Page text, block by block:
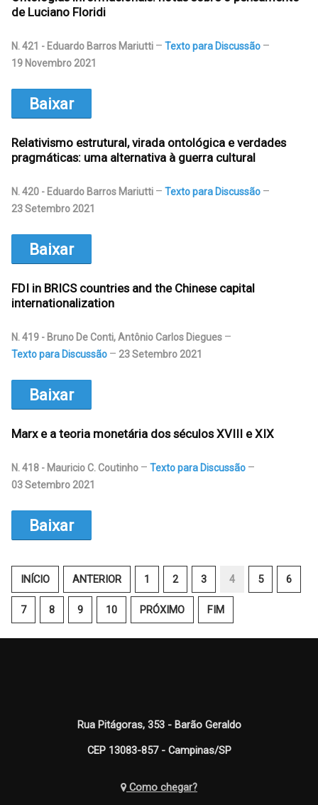
de Luciano Floridi
N. 421 - Eduardo Barros Mariutti
Texto para Discussão
19 Novembro 2021
Baixar
Relativismo estrutural, virada ontológica e verdades
pragmáticas: uma alternativa à guerra cultural
N. 420 - Eduardo Barros Mariutti
Texto para Discussão
23 Setembro 2021
Baixar
FDI in BRICS countries and the Chinese capital
internationalization
N. 419 - Bruno De Conti, Antônio Carlos Diegues
Texto para Discussão
23 Setembro 2021
Baixar
Marx e a teoria monetária dos séculos XVIII e XIX
N. 418 - Mauricio C. Coutinho
Texto para Discussão
03 Setembro 2021
Baixar
INÍCIO ANTERIOR 1 2 3 4 5 6
7 8 9 10 PRÓXIMO FIM
Rua Pitágoras, 353 - Barão Geraldo
CEP 13083-857 - Campinas/SP
Como chegar?